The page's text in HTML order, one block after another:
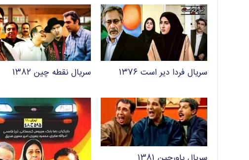
سریال فردا دیر است ۱۳۷۶ سریال نقطه چین ۱۳۸۲